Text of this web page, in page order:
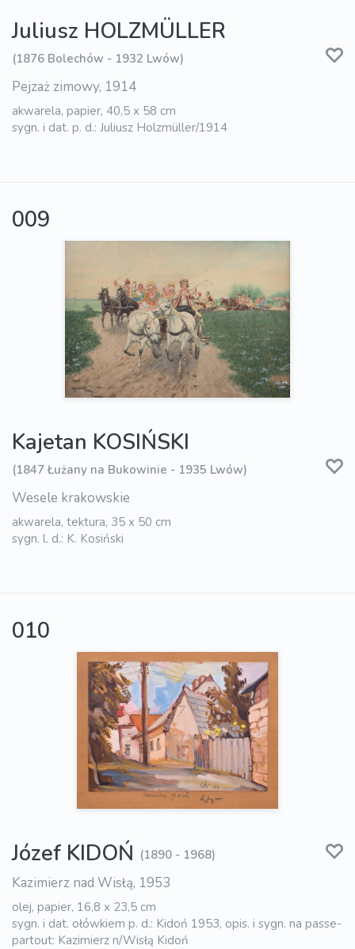
Juliusz HOLZMÜLLER
(1876 Bolechów - 1932 Lwów)
Pejzaż zimowy, 1914
akwarela, papier, 40,5 x 58 cm
sygn. i dat. p. d.: Juliusz Holzmüller/1914
009
Kajetan KOSIŃSKI
(1847 Łużany na Bukowinie - 1935 Lwów)
Wesele krakowskie
akwarela, tektura, 35 x 50 cm
sygn. l. d.: K. Kosiński
010
Józef KIDOŃ (1890 - 1968)
Kazimierz nad Wisłą, 1953
olej, papier, 16,8 x 23,5 cm
sygn. i dat. ołówkiem p. d.: Kidoń 1953, opis. i sygn. na passe-
partout: Kazimierz n/Wisłą Kidoń